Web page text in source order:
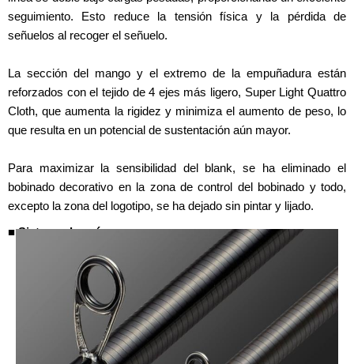
seguimiento. Esto reduce la tensión física y la pérdida de
señuelos al recoger el señuelo.
La sección del mango y el extremo de la empuñadura están
reforzados con el tejido de 4 ejes más ligero, Super Light Quattro
Cloth, que aumenta la rigidez y minimiza el aumento de peso, lo
que resulta en un potencial de sustentación aún mayor.
Para maximizar la sensibilidad del blank, se ha eliminado el
bobinado decorativo en la zona de control del bobinado y todo,
excepto la zona del logotipo, se ha dejado sin pintar y lijado.
■ Sistema de guía